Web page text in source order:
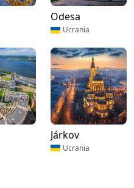
Odesa
Ucrania
Járkov
Ucrania